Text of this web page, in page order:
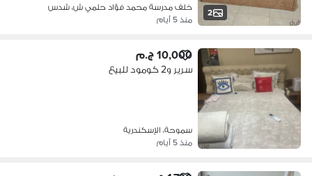
2
خلف مدرسة محمد فؤاد حلمي ش، شدس
منذ 5 أيام
10,000 ج.م
سرير و2 كومود للبيع
سموحة، الإسكندرية
منذ 5 أيام